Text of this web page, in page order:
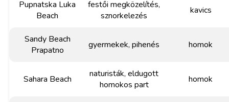
Pupnatska Luka
Beach
festői megközelítés,
sznorkelezés
kavics
Sandy Beach
Prapatno
gyermekek, pihenés homok
Sahara Beach
naturisták, eldugott
homokos part
homok